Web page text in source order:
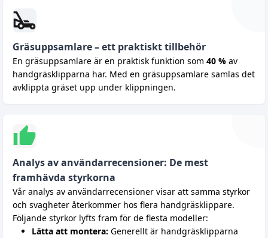
Gräsuppsamlare – ett praktiskt tillbehör
En gräsuppsamlare är en praktisk funktion som 40 % av
handgräsklipparna har. Med en gräsuppsamlare samlas det
avklippta gräset upp under klippningen.
Analys av användarrecensioner: De mest
framhävda styrkorna
Vår analys av användarrecensioner visar att samma styrkor
och svagheter återkommer hos flera handgräsklippare.
Följande styrkor lyfts fram för de flesta modeller:
Lätta att montera: Generellt är handgräsklipparna